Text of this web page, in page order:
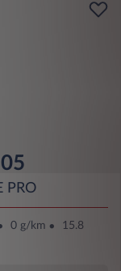
PRO
0 g/km
15.8